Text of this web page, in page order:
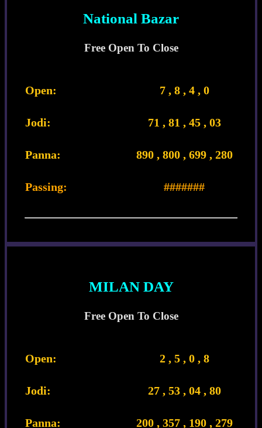
National Bazar
Free Open To Close
Open: 7 , 8 , 4 , 0
Jodi: 71 , 81 , 45 , 03
Panna: 890 , 800 , 699 , 280
Passing: #######
MILAN DAY
Free Open To Close
Open: 2 , 5 , 0 , 8
Jodi: 27 , 53 , 04 , 80
Panna: 200 , 357 , 190 , 279